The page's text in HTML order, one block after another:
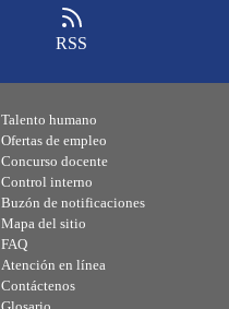
RSS
Talento humano
Ofertas de empleo
Concurso docente
Control interno
Buzón de notificaciones
Mapa del sitio
FAQ
Atención en línea
Contáctenos